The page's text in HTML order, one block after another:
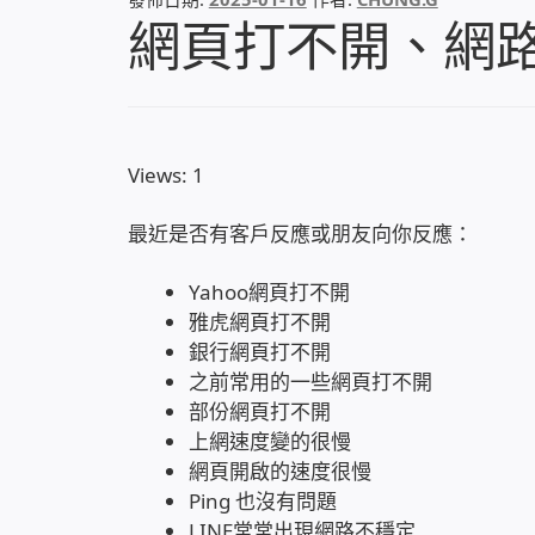
網頁打不開、網
Views: 1
最近是否有客戶反應或朋友向你反應：
Yahoo網頁打不開
雅虎網頁打不開
銀行網頁打不開
之前常用的一些網頁打不開
部份網頁打不開
上網速度變的很慢
網頁開啟的速度很慢
Ping 也沒有問題